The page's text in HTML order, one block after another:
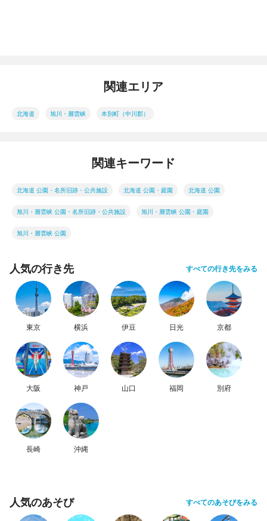
関連エリア
北海道 旭川・層雲峡 本別町（中川郡）
関連キーワード
北海道 公園・名所旧跡・公共施設 北海道 公園・庭園 北海道 公園
旭川・層雲峡 公園・名所旧跡・公共施設 旭川・層雲峡 公園・庭園
旭川・層雲峡 公園
人気の行き先 すべての行き先をみる
東京 横浜 伊豆 日光 京都
大阪 神戸 山口 福岡 別府
長崎 沖縄
人気のあそび すべてのあそびをみる